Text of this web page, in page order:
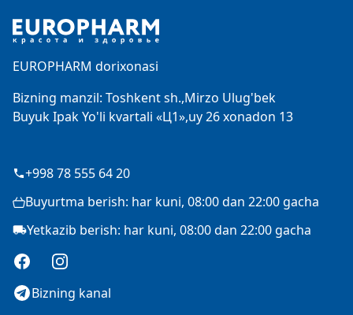
EUROPHARM dorixonasi
Bizning manzil: Toshkent sh.,Mirzo Ulug'bek
Buyuk Ipak Yo'li kvartali «Ц1»,uy 26 xonadon 13
+998 78 555 64 20
Buyurtma berish: har kuni, 08:00 dan 22:00 gacha
Yetkazib berish: har kuni, 08:00 dan 22:00 gacha
FacebookInstagram
Bizning kanal